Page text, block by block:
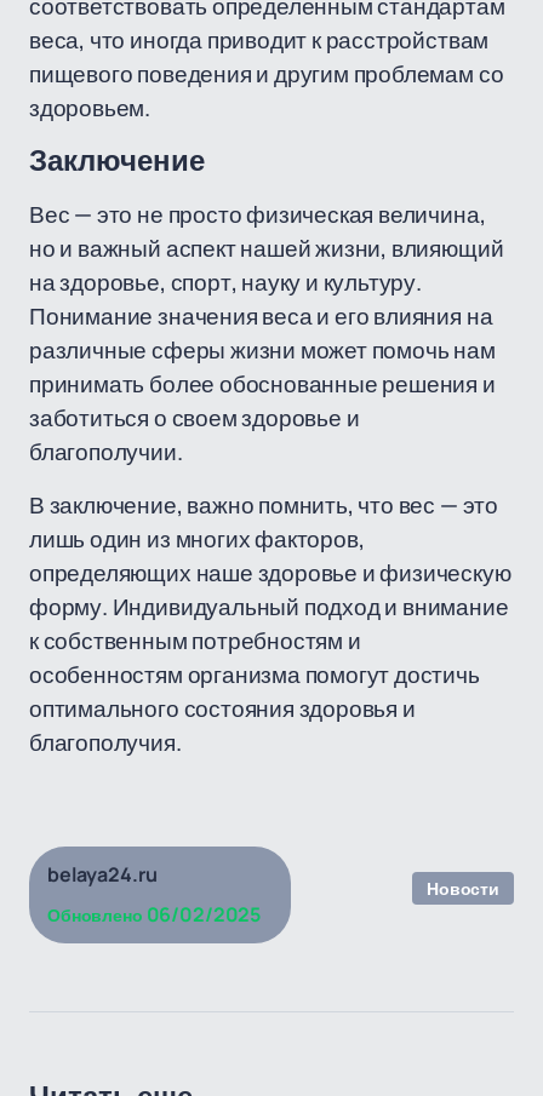
веса, что иногда приводит к расстройствам
пищевого поведения и другим проблемам со
здоровьем.
Заключение
Вес — это не просто физическая величина,
но и важный аспект нашей жизни, влияющий
на здоровье, спорт, науку и культуру.
Понимание значения веса и его влияния на
различные сферы жизни может помочь нам
принимать более обоснованные решения и
заботиться о своем здоровье и
благополучии.
В заключение, важно помнить, что вес — это
лишь один из многих факторов,
определяющих наше здоровье и физическую
форму. Индивидуальный подход и внимание
к собственным потребностям и
особенностям организма помогут достичь
оптимального состояния здоровья и
благополучия.
belaya24.ru
Обновлено 06/02/2025
Новости